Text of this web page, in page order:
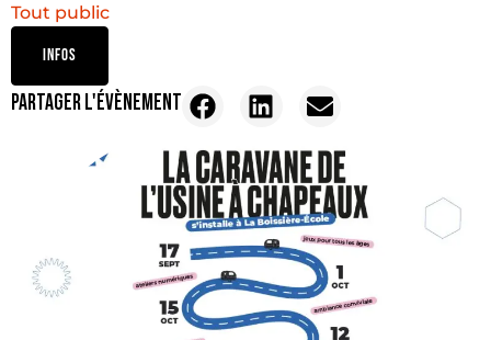
Tout public
INFOS
PARTAGER L'ÉVÈNEMENT